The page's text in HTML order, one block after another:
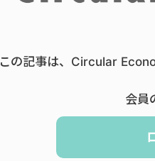
この記事は、Circular
会員